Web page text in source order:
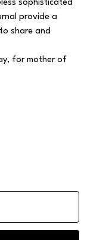
sophisticated
provide a
share and
for mother of